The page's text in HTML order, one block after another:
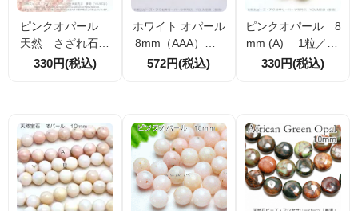
ピンクオパール
天然 さざれ石ビ
ーズ 6mm～10ｍ
330円(税込)
ホワイト オパール
8mm（AAA） 1
粒／10粒入（1552
572円(税込)
ピンクオパール 8
mm (A) 1粒／10
粒入（15528954
330円(税込)